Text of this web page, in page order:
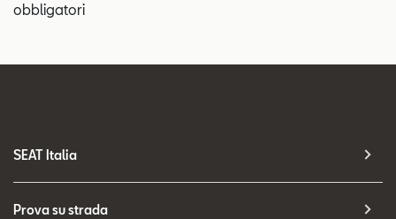
obbligatori
SEAT Italia
Prova su strada